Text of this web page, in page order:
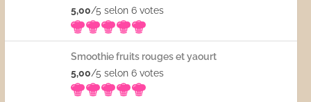
5,00/5 selon 6votes
Smoothie fruits rouges et yaourt
5,00/5 selon 6votes